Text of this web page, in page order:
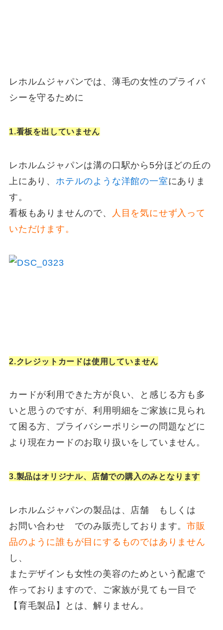
レホルムジャパンでは、薄毛の女性のプライバ
シーを守るために
1.看板を出していません
レホルムジャパンは溝の口駅から5分ほどの丘の
上にあり、 ホテルのような洋館の一室にありま
す。
看板もありませんので、
人目を気にせず入って
いただけます。
2.クレジットカードは使用していません
カードが利用できた方が良い、と感じる方も多
いと思うのですが、利用明細をご家族に見られ
て困る方、プライバシーポリシーの問題などに
より現在カードのお取り扱いをしていません。
3.製品はオリジナル、店舗での購入のみとなります
レホルムジャパンの製品は、店舗 もしくは
お問い合わせ でのみ販売しております。市販
品のように誰もが目にするものではありません
し、
またデザインも女性の美容のためという配慮で
作っておりますので、ご家族が見ても一目で
【育毛製品】とは、解りません。